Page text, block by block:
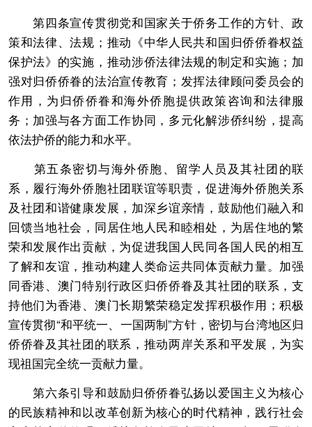
第四条宣传贯彻党和国家关于侨务工作的方针、政
策和法律、法规；推动《中华人民共和国归侨侨眷权益
保护法》的实施，推动涉侨法律法规的制定和实施；加
强对归侨侨眷的法治宣传教育；发挥法律顾问委员会的
作用，为归侨侨眷和海外侨胞提供政策咨询和法律服
务；加强与各方面工作协同，多元化解涉侨纠纷，提高
依法护侨的能力和水平。
第五条密切与海外侨胞、留学人员及其社团的联
系，履行海外侨胞社团联谊等职责，促进海外侨胞关系
及社团和谐健康发展，加深乡谊亲情，鼓励他们融入和
回馈当地社会，同居住地人民和睦相处，为居住地的繁
荣和发展作出贡献，为促进我国人民同各国人民的相互
了解和友谊，推动构建人类命运共同体贡献力量。加强
同香港、澳门特别行政区归侨侨眷及其社团的联系，支
持他们为香港、澳门长期繁荣稳定发挥积极作用；积极
宣传贯彻“和平统一、一国两制”方针，密切与台湾地区归
侨侨眷及其社团的联系，推动两岸关系和平发展，为实
现祖国完全统一贡献力量。
第六条引导和鼓励归侨侨眷弘扬以爱国主义为核心
的民族精神和以改革创新为核心的时代精神，践行社会